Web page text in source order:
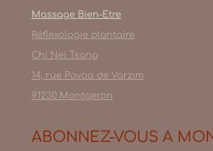
Massage Bien-Etre
Réflexologie plantaire
Chi Nei Tsang
14, rue Povoa de Varzim
91230 Montgeron
ABONNEZ-VOUS A